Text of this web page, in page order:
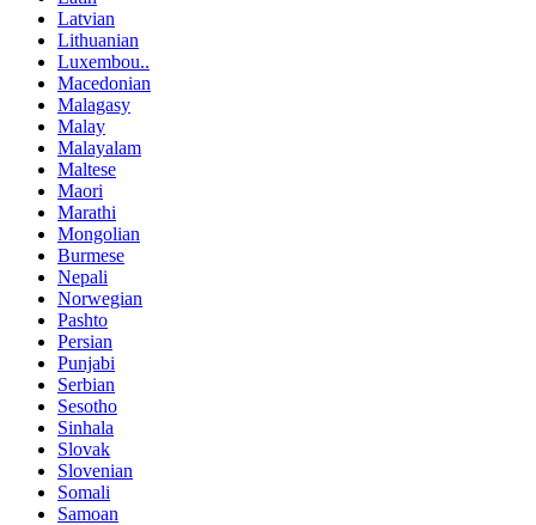
Latvian
Lithuanian
Luxembou..
Macedonian
Malagasy
Malay
Malayalam
Maltese
Maori
Marathi
Mongolian
Burmese
Nepali
Norwegian
Pashto
Persian
Punjabi
Serbian
Sesotho
Sinhala
Slovak
Slovenian
Somali
Samoan